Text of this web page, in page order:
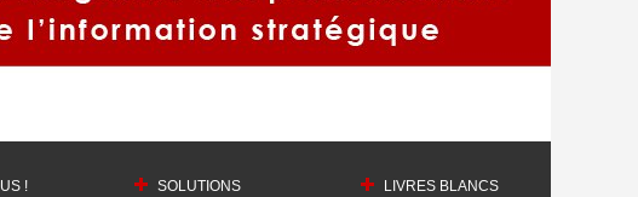
! SOLUTIONS LIVRES BLANCS